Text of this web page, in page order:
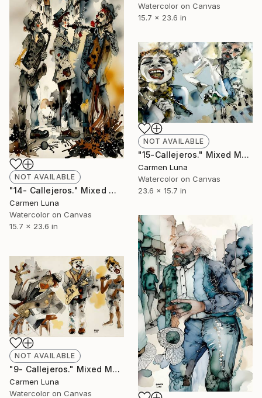
Watercolor on Canvas
15.7 x 23.6 in
NOT AVAILABLE
"14- Callejeros." Mixed Media
Carmen Luna
Watercolor on Canvas
15.7 x 23.6 in
NOT AVAILABLE
"15-Callejeros." Mixed Media
Carmen Luna
Watercolor on Canvas
23.6 x 15.7 in
NOT AVAILABLE
"9- Callejeros." Mixed Media
Carmen Luna
Watercolor on Canvas